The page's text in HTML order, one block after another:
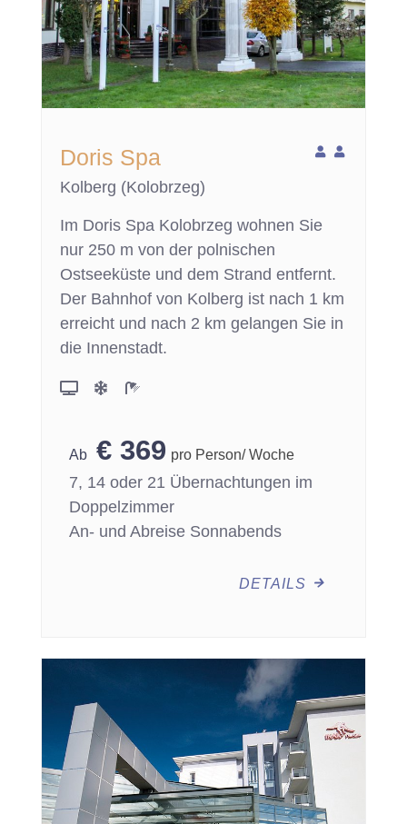
Doris Spa
Kolberg (Kolobrzeg)
Im Doris Spa Kolobrzeg wohnen Sie
nur 250 m von der polnischen
Ostseeküste und dem Strand entfernt.
Der Bahnhof von Kolberg ist nach 1 km
erreicht und nach 2 km gelangen Sie in
die Innenstadt.
€ 369 pro Person/ Woche
7, 14 oder 21 Übernachtungen im
Doppelzimmer
An- und Abreise Sonnabends
DETAILS